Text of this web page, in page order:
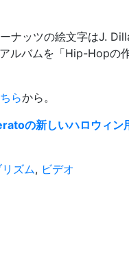
ナッツの絵文字はJ.
ルバムを「Hip-Hopの
らから。
の新しいハロウィ
ズム, ビデオ